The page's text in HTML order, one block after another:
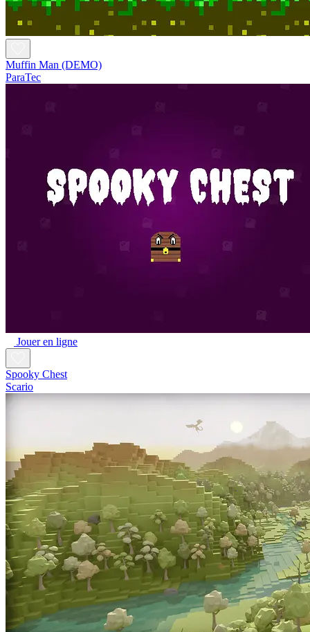
Muffin Man (DEMO)
ParaTec
Jouer en ligne
Spooky Chest
Scario